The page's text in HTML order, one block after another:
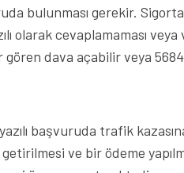
bulunması gerekir.
olarak cevaplamaması
gören dava açabilir veya
başvuruda trafik
ve bir ödeme